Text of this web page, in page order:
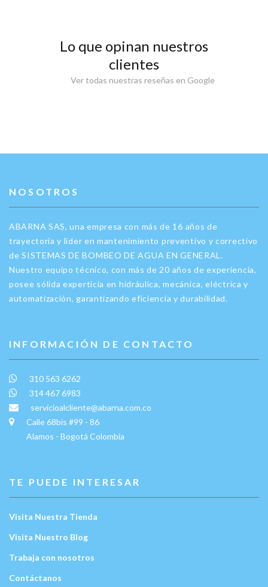
Lo que opinan nuestros
clientes
Ver todas nuestras reseñas en Google
NOSOTROS
ABARNA SAS, una empresa con más de 16 años de
trayectoria y líder en mantenimiento preventivo y correctivo
de SISTEMAS DE BOMBEO DE AGUA EN GENERAL.
Nuestro equipo técnico, con más de 20 años de experiencia,
posee sólida experticia en hidráulica, mecánica, eléctrica y
automatización, garantizando eficiencia y durabilidad.
INFORMACIÓN DE CONTACTO
310 563 6262
314 467 6983
servicioalcliente@abarna.com.co
Calle 68bis #99 - 86
Alamos - Bogotá Colombia
TE PUEDE INTERESAR
Visita Nuestra Tienda
Visita Nuestro Blog
Trabaja con nosotros
Contáctanos